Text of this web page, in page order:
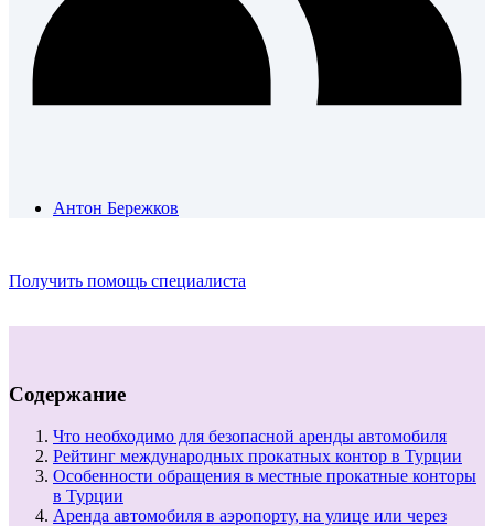
Антон Бережков
Получить помощь специалиста
Содержание
Что необходимо для безопасной аренды автомобиля
Рейтинг международных прокатных контор в Турции
Особенности обращения в местные прокатные конторы
в Турции
Аренда автомобиля в аэропорту, на улице или через